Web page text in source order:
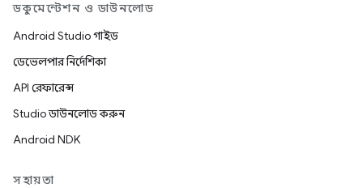
ডকুমেন্টেশন ও ডাউনলোড
Android Studio গাইড
ডেভেলপার নির্দেশিকা
API রেফারেন্স
Studio ডাউনলোড করুন
Android NDK
সহায়তা